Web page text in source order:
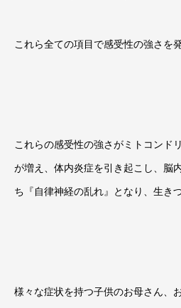
これら全ての項目で感受性の強さを
これらの感受性の強さがミトコンド
が増え、体内炎症を引き起こし、脳
ち『自律神経の乱れ』となり、生き
様々な症状を持つ子供のお母さん、